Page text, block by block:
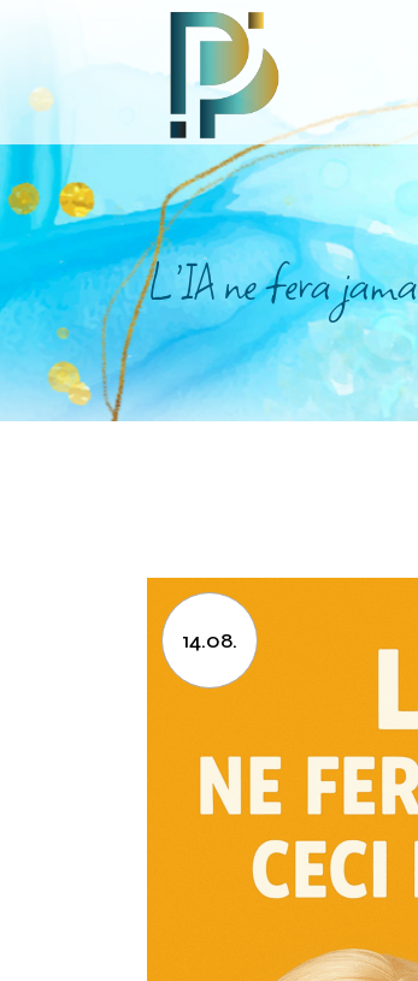
L’IA ne fera
14.08.